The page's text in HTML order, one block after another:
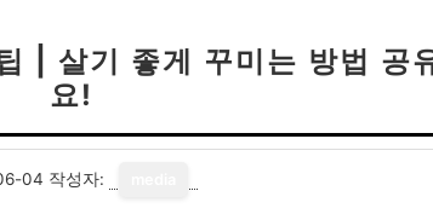
| 살기 좋게 꾸미는 방법 공
요!
04 작성자: